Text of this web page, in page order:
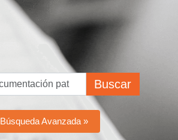
Buscar
Búsqueda Avanzada »